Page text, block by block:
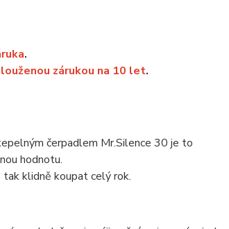
.
zárukou na 10 let.
čerpadlem Mr.Silence 30 je to
hodnotu.
klidně koupat celý rok.